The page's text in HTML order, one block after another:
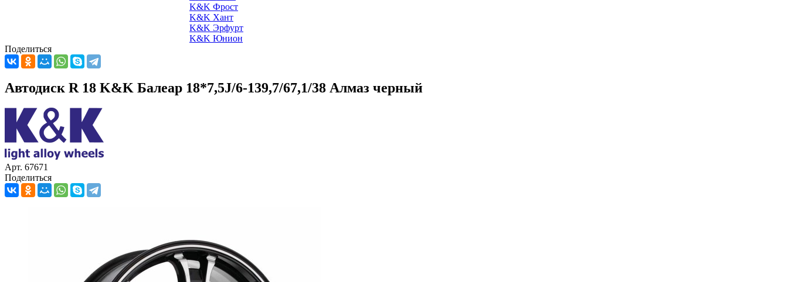
K&K Фрост
K&K Хант
K&K Эрфурт
K&K Юнион
Поделиться
Автодиск R 18 K&K Балеар 18*7,5J/6-139,7/67,1/38 Алмаз черный
Арт. 67671
Поделиться